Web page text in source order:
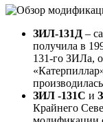
ЗИЛ-131Д –
получила в
131-го ЗИЛа,
ЗИЛ -131С и
Крайнего